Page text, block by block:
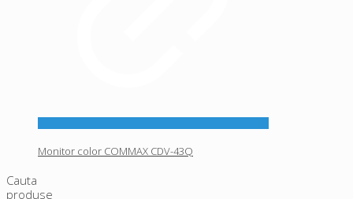
Monitor color COMMAX CDV-43Q
Cauta
produse